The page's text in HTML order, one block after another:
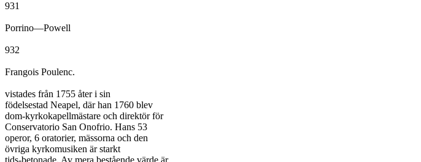
931
Porrino—Powell
932
Frangois Poulenc.
vistades från 1755 åter i sin
födelsestad Neapel, där han 1760 blev
dom-kyrkokapellmästare och direktör för
Conservatorio San Onofrio. Hans 53
operor, 6 oratorier, mässorna och den
övriga kyrkomusiken är starkt
tids-betonade. Av mera bestående värde är